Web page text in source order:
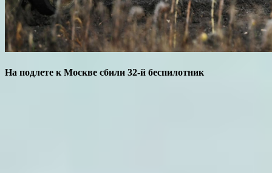
На подлете к Москве сбили 32-й беспилотник